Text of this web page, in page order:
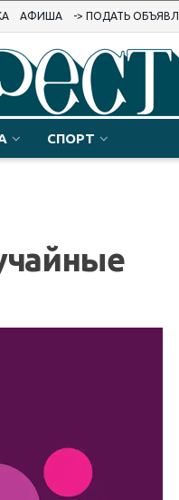
АФИША -> ПОДАТЬ
СПОРТ